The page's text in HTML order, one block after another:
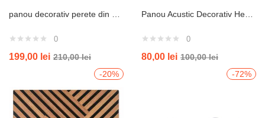
0
199,00 lei 210,00lei
0
80,00 lei 100,00lei
-20%
-72%